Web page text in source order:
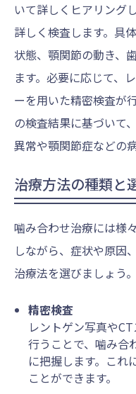
いて詳しくヒアリング
詳しく検査します。具
状態、顎関節の動き、
ます。必要に応じて、
ーを用いた精密検査が
の検査結果に基づいて
異常や顎関節症などの
治療方法の種類と
噛み合わせ治療には様
しながら、症状や原因
治療法を選びましょう。
精密検査
レントゲン写真や
行うことで、噛み合
に把握します。これ
ことができます。